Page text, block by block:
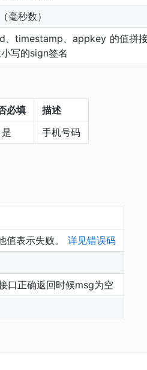
毫秒数）
、timestamp、appkey 的值拼
写的sign签名
必填
描述
是
手机号码
值表示失败。 详见错误码
口正确返回时候msg为空